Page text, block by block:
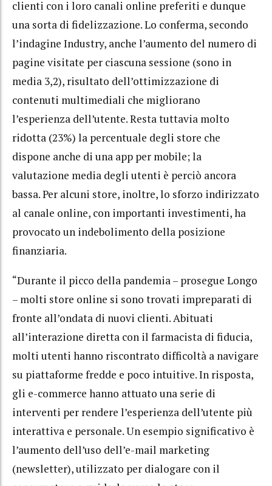
clienti con i loro canali online preferiti e dunque
una sorta di fidelizzazione. Lo conferma, secondo
l’indagine Industry, anche l’aumento del numero di
pagine visitate per ciascuna sessione (sono in
media 3,2), risultato dell’ottimizzazione di
contenuti multimediali che migliorano
l’esperienza dell’utente. Resta tuttavia molto
ridotta (23%) la percentuale degli store che
dispone anche di una app per mobile; la
valutazione media degli utenti è perciò ancora
bassa. Per alcuni store, inoltre, lo sforzo indirizzato
al canale online, con importanti investimenti, ha
provocato un indebolimento della posizione
finanziaria.
“Durante il picco della pandemia – prosegue Longo
– molti store online si sono trovati impreparati di
fronte all’ondata di nuovi clienti. Abituati
all’interazione diretta con il farmacista di fiducia,
molti utenti hanno riscontrato difficoltà a navigare
su piattaforme fredde e poco intuitive. In risposta,
gli e-commerce hanno attuato una serie di
interventi per rendere l’esperienza dell’utente più
interattiva e personale. Un esempio significativo è
l’aumento dell’uso dell’e-mail marketing
(newsletter), utilizzato per dialogare con il